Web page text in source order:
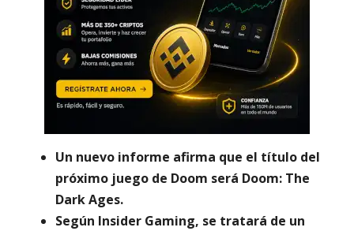
Un nuevo informe afirma que el título del
próximo juego de Doom será Doom: The
Dark Ages.
Según Insider Gaming, se tratará de un